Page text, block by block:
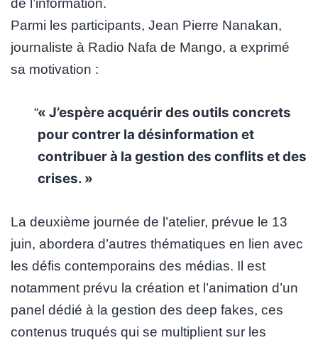
Parmi les participants, Jean Pierre Nanakan,
journaliste à Radio Nafa de Mango, a exprimé
sa motivation :
« J’espère acquérir des outils concrets
pour contrer la désinformation et
contribuer à la gestion des conflits et des
crises. »
La deuxième journée de l’atelier, prévue le 13
juin, abordera d’autres thématiques en lien avec
les défis contemporains des médias. Il est
notamment prévu la création et l’animation d’un
panel dédié à la gestion des deep fakes, ces
contenus truqués qui se multiplient sur les